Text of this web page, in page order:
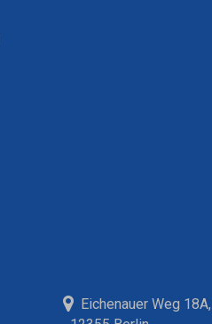
Eichenauer Weg 18A,